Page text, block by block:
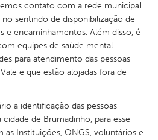
contato com a rede municipal
sentindo de disponibilização de
e encaminhamentos. Além disso, é
equipes de saúde mental
para atendimento das pessoas
e que estão alojadas fora de
a identificação das pessoas
de Brumadinho, para esse
Instituições, ONGS, voluntários e